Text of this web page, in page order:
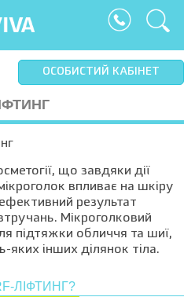
ОСОБИСТИЙ КАБІНЕТ
що завдяки дії
впливає на шкіру
результат
Мікроголковий
підтяжки обличчя та шиї,
яких інших ділянок тіла.
ЛІФТИНГ?